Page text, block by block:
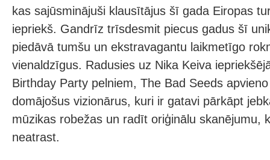
kas sajūsminājuši klausītājus šī gada Eiropas
iepriekš. Gandrīz trīsdesmit piecus gadus šī
piedāvā tumšu un ekstravagantu laikmetīgo
vienaldzīgus. Radusies uz Nika Keiva
Birthday Party pelniem, The Bad Seeds
domājošus vizionārus, kuri ir gatavi pārkāpt
mūzikas robežas un radīt oriģinālu skanējumu,
neatrast.